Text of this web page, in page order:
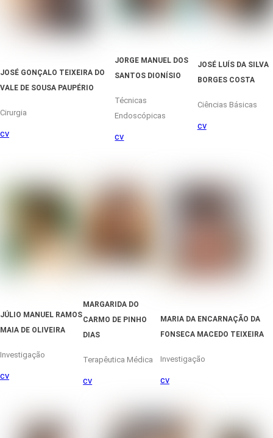
JOSÉ GONÇALO TEIXEIRA DO
VALE DE SOUSA PAUPÉRIO
Cirurgia
cv
JORGE MANUEL DOS
SANTOS DIONÍSIO
Técnicas
Endoscópicas
cv
JOSÉ LUÍS DA SILVA
BORGES COSTA
Ciências Básicas
cv
JÚLIO MANUEL RAMOS
MAIA DE OLIVEIRA
Investigação
cv
MARGARIDA DO
CARMO DE PINHO
DIAS
Terapêutica Médica
cv
MARIA DA ENCARNAÇÃO DA
FONSECA MACEDO TEIXEIRA
Investigação
cv